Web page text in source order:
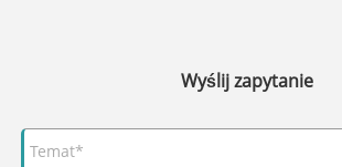
Wyślij zapytanie